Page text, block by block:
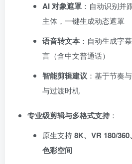
AI 对象遮罩 ：自动识别并
主体，一键生成动态遮罩
语音转文本：自动生成字
言（含中文普通话）
智能剪辑建议 ：基于节奏
与过渡时机
专业级剪辑与多格式支持：
原生支持8K、VR 180/
色彩空间